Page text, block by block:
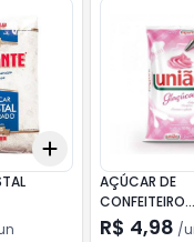
+10
Add
AÇÚCAR DE
CONFEITEIRO
GLAÇUCAR
R$ 4,98 /